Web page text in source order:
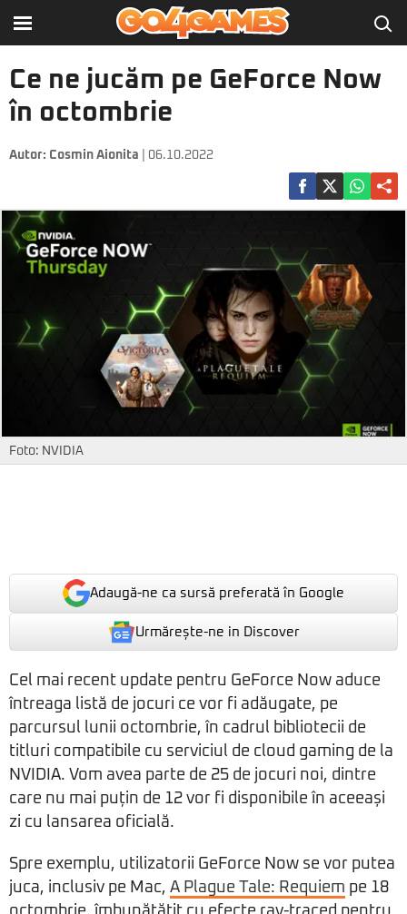
Ce ne jucăm pe GeForce Now
în octombrie
Autor: Cosmin Aionita | 06.10.2022
Foto: NVIDIA
Adaugă-ne ca sursă preferată în Google
Urmărește-ne in Discover
Cel mai recent update pentru GeForce Now aduce
întreaga listă de jocuri ce vor fi adăugate, pe
parcursul lunii octombrie, în cadrul bibliotecii de
titluri compatibile cu serviciul de cloud gaming de la
NVIDIA. Vom avea parte de 25 de jocuri noi, dintre
care nu mai puțin de 12 vor fi disponibile în aceeași
zi cu lansarea oficială.
Spre exemplu, utilizatorii GeForce Now se vor putea
juca, inclusiv pe Mac, A Plague Tale: Requiem pe 18